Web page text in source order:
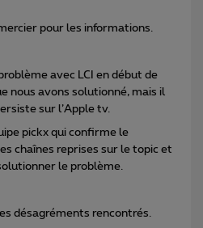
pour les informations.
avec LCI en début de
nous avons solutionné, mais il
sur l’Apple tv.
pickx qui confirme le
chaînes reprises sur le topic et
le problème.
désagréments rencontrés.